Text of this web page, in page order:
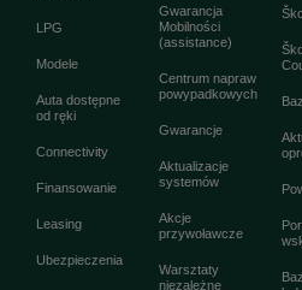
LPG
Modele
Auta dostępne
od ręki
Connectivity
Finansowanie
Leasing
Ubezpieczenia
Gwarancja
Mobilności
(assistance)
Centrum napraw
powypadkowych
Gwarancje
Aktualizacje
systemów
Akcje
przywoławcze
Warsztaty
niezależne